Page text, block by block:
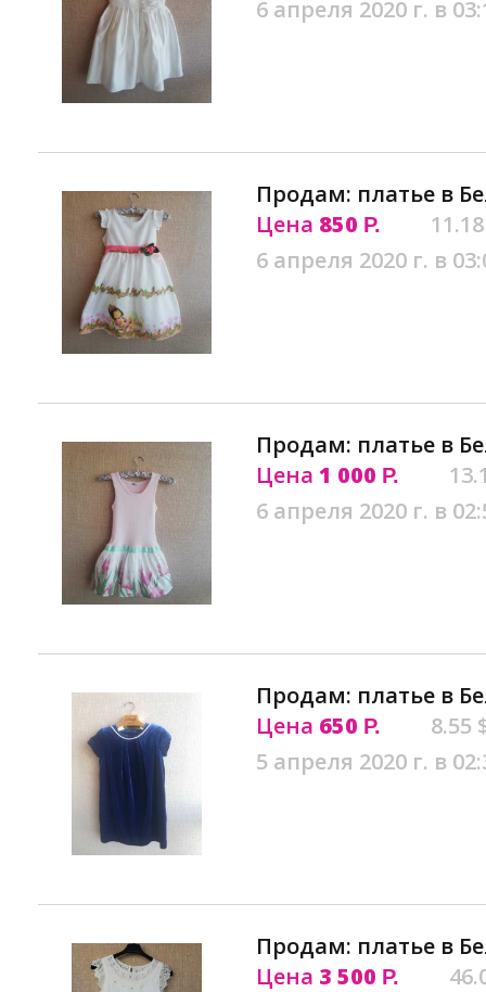
6 апреля 2020 г. в
Продам: платье в
Цена 850 Р.
6 апреля 2020 г. в
Продам: платье в
Цена 1 000 Р.
6 апреля 2020 г. в
Продам: платье в
Цена 650 Р.
8.55
5 апреля 2020 г. в
Продам: платье в
Цена 3 500 Р.